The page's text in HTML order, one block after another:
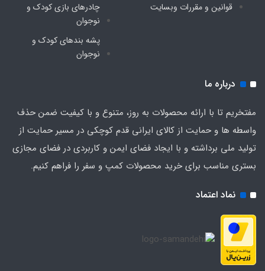
نماد اعتماد
قوانین و مقررات وبسایت
چادرهای بازی کودک و
نوجوان
پشه‌ بندهای کودک و
نوجوان
درباره ما
مفتخریم تا با ارائه محصولات به روز، متنوع و با کیفیت ضمن حذف
واسطه ها و حمایت از کالای ایرانی قدم کوچکی در مسیر حمایت از
تولید ملی برداشته و با ایجاد فضای ایمن و کاربردی در فضای مجازی
بستری مناسب برای خرید محصولات کمپ و سفر را فراهم کنیم.